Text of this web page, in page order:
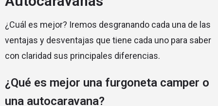
¿Cuál es mejor? Iremos desgranando cada una de las
ventajas y desventajas que tiene cada uno para saber
con claridad sus principales diferencias.
¿Qué es mejor una furgoneta camper o
una autocaravana?